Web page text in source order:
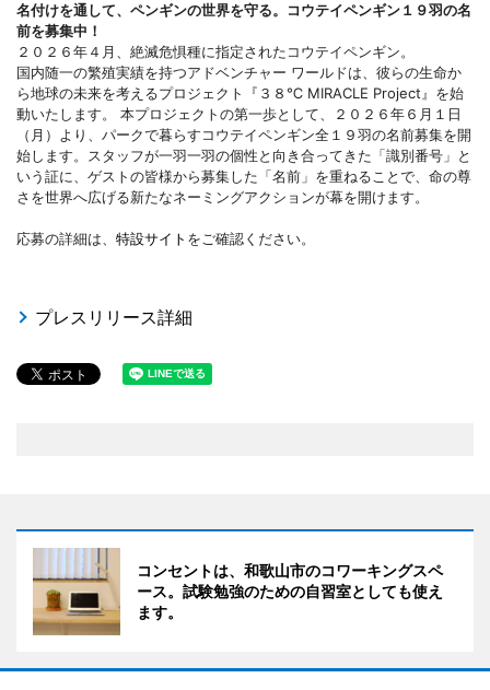
名付けを通して、ペンギンの世界を守る。コウテイペンギン１９羽の名
前を募集中！
２０２６年４月、絶滅危惧種に指定されたコウテイペンギン。
国内随一の繁殖実績を持つアドベンチャー ワールドは、彼らの生命か
ら地球の未来を考えるプロジェクト『３８℃ MIRACLE Project』を始
動いたします。 本プロジェクトの第一歩として、２０２６年６月１日
（月）より、パークで暮らすコウテイペンギン全１９羽の名前募集を開
始します。スタッフが一羽一羽の個性と向き合ってきた「識別番号」と
いう証に、ゲストの皆様から募集した「名前」を重ねることで、命の尊
さを世界へ広げる新たなネーミングアクションが幕を開けます。
応募の詳細は、 特設サイト をご確認ください。
プレスリリース詳細
コンセントは、和歌山市のコワーキングスペ
ース。試験勉強のための自習室としても使え
ます。